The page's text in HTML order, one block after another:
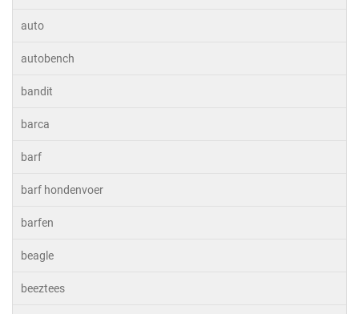
auto
autobench
bandit
barca
barf
barf hondenvoer
barfen
beagle
beeztees